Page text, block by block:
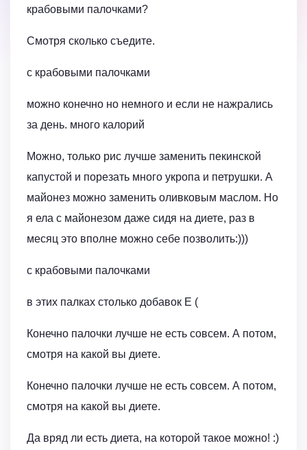
крабовыми палочками?
Смотря сколько съедите.
с крабовыми палочками
можно конечно но немного и если не нажрались
за день. много калорий
Можно, только рис лучше заменить пекинской
капустой и порезать много укропа и петрушки. А
майонез можно заменить оливковым маслом. Но
я ела с майонезом даже сидя на диете, раз в
месяц это вполне можно себе позволить:)))
с крабовыми палочками
в этих палках столько добавок Е (
Конечно палочки лучше не есть совсем. А потом,
смотря на какой вы диете.
Конечно палочки лучше не есть совсем. А потом,
смотря на какой вы диете.
Да вряд ли есть диета, на которой такое можно! :)